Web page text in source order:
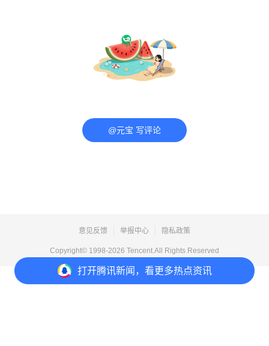
打开腾讯新闻，看更多热点资讯
@元宝 写评论
意见反馈 举报中心 隐私政策
Copyright© 1998-2026 Tencent.All Rights Reserved